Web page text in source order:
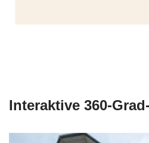
Interaktive 360-